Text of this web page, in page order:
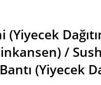
(Yiyecek
/
(Yiyecek